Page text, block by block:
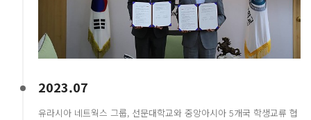
2023.07
유라시아 네트웍스 그룹, 선문대학교와 중앙아시아 5개국 학생교류 협